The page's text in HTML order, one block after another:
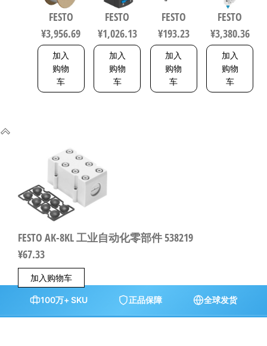
8573-1:2010
558275
FESTO
¥3,956.69
加入
购物
车
数字压力
传感器 符
合EN 60947-
5-2 8001232
FESTO
¥1,026.13
加入
购物
车
FESTO
¥193.23
加入
购物
车
符合ISO
8573-1:2010
162744
FESTO
¥3,380.36
加入
购物
车
FESTO AK-8KL 工业自动化零部件 538219
¥67.33
加入购物车
100万+ SKU 正品保障 全球发货